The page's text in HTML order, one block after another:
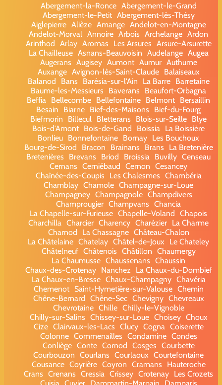
Abergement-la-Ronce Abergement-le-Grand
Abergement-le-Petit Abergement-lès-Thésy
Aiglepierre Alièze Amange Andelot-en-Montagne
Andelot-Morval Annoire Arbois Archelange Ardon
Arinthod Arlay Aromas Les Arsures Arsure-Arsurette
La Chailleuse Asnans-Beauvoisin Audelange Augea
Augerans Augisey Aumont Aumur Authume
Auxange Avignon-lès-Saint-Claude
Balaiseaux
Balanod
Bans Barésia-sur-l'Ain La Barre
Barretaine
Baume-les-Messieurs
Baverans
Beaufort-Orbagna
Beffia
Bellecombe Bellefontaine Belmont Bersaillin
Besain
Biarne Bief-des-Maisons
Bief-du-Fourg
Biefmorin
Billecul Bletterans Blois-sur-Seille Blye
Bois-d'Amont Bois-de-Gand Boissia
La Boissière
Bonlieu Bonnefontaine Bornay Les Bouchoux
Bourg-de-Sirod
Bracon Brainans Brans
La Bretenière
Bretenières
Brevans Briod Broissia Buvilly Censeau
Cernans Cerniébaud Cernon Cesancey
Chaînée-des-Coupis
Les Chalesmes Chambéria
Chamblay Chamole Champagne-sur-Loue
Champagney Champagnole Champdivers
Champrougier Champvans Chancia
La Chapelle-sur-Furieuse Chapelle-Voland Chapois
Charchilla Charcier Charency Charézier La Charme
Charnod
La Chassagne Château-Chalon
La Châtelaine Chatelay Châtel-de-Joux
Le Chateley
Châtelneuf Châtenois Châtillon Chaumergy
La Chaumusse Chaussenans Chaussin
Chaux-des-Crotenay
Nanchez
La Chaux-du-Dombief
La Chaux-en-Bresse Chaux-Champagny Chavéria
Chemenot
Saint-Hymetière-sur-Valouse Chemin
Chêne-Bernard Chêne-Sec Chevigny Chevreaux
Chevrotaine Chille Chilly-le-Vignoble
Chilly-sur-Salins Chissey-sur-Loue Choisey Choux
Cize Clairvaux-les-Lacs Clucy Cogna Coiserette
Colonne Commenailles Condamine Condes
Conliège Conte Cornod Cosges Courbette
Courbouzon Courlans Courlaoux Courtefontaine
Cousance Coyrière Coyron Cramans
Hauteroche
Crans Crenans Cressia Crissey Crotenay Les Crozets